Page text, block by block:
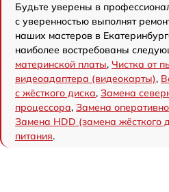
Будьте уверены в
с уверенностью выполнят
наших мастеров в
наиболее востребованы
материнской платы, Чистка от
видеоадаптера (видеокарты),
с жёсткого диска, Замена
процессора, Замена
Замена HDD (замена жёсткого
питания.